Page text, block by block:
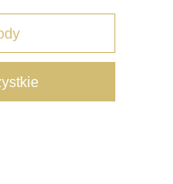
strony